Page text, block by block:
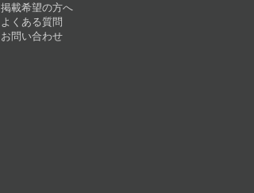
掲載希望の方へ
よくある質問
お問い合わせ